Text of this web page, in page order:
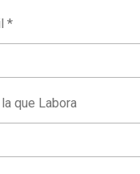
*
que Labora